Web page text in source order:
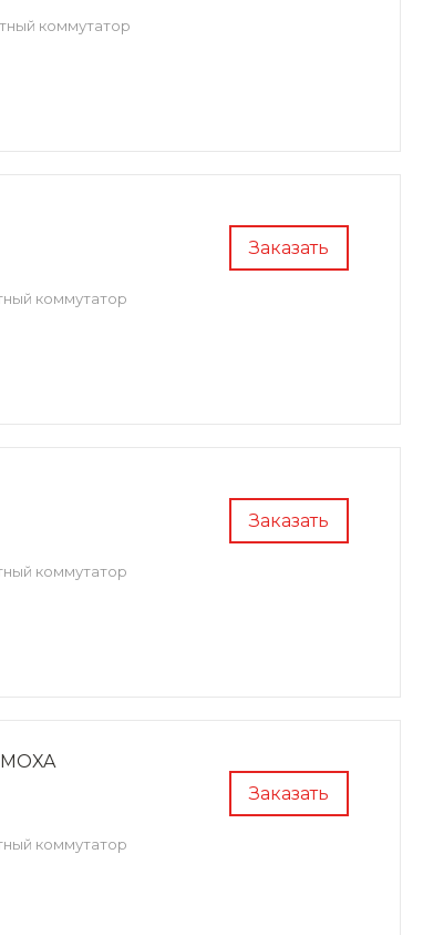
коммутатор
Заказать
коммутатор
Заказать
коммутатор
Заказать
коммутатор